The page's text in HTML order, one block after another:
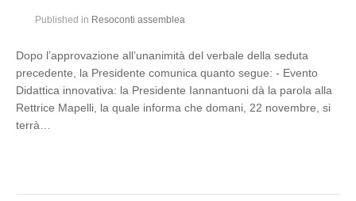
Published in Resoconti assemblea
Dopo l’approvazione all’unanimità del verbale della seduta
precedente, la Presidente comunica quanto segue: - Evento
Didattica innovativa: la Presidente Iannantuoni dà la parola alla
Rettrice Mapelli, la quale informa che domani, 22 novembre, si
terrà…